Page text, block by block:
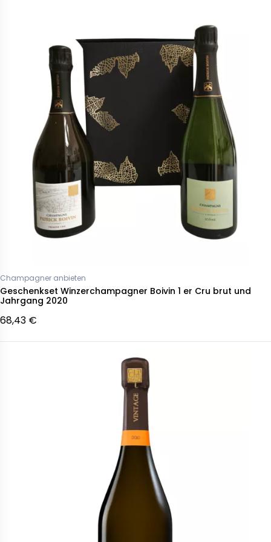
Champagner anbieten
Geschenkset Winzerchampagner Boivin 1 er Cru brut und
Jahrgang 2020
68,43 €